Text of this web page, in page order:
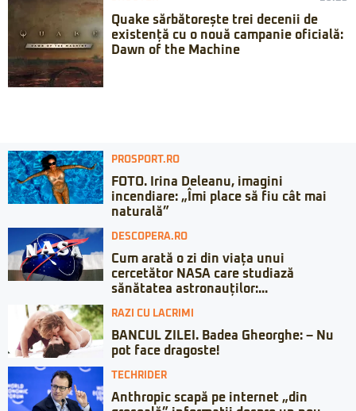
Quake sărbătorește trei decenii de
existență cu o nouă campanie oficială:
Dawn of the Machine
PROSPORT.RO
FOTO. Irina Deleanu, imagini
incendiare: „Îmi place să fiu cât mai
naturală”
DESCOPERA.RO
Cum arată o zi din viața unui
cercetător NASA care studiază
sănătatea astronauților:...
RAZI CU LACRIMI
BANCUL ZILEI. Badea Gheorghe: – Nu
pot face dragoste!
TECHRIDER
Anthropic scapă pe internet „din